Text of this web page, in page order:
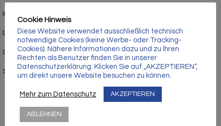
Impressum
Datenschutz
Satzung
Stadion- und Hausordnung
Cookie Hinweis
Diese Website verwendet ausschließlich technisch
notwendige Cookies (keine Werbe- oder Tracking-
Cookies). Nähere Informationen dazu und zu Ihren
Rechten als Benutzer finden Sie in unserer
Datenschutzerklärung. Klicken Sie auf „AKZEPTIEREN“,
um direkt unsere Website besuchen zu können.
Mehr zum Datenschutz AKZEPTIEREN
ABLEHNEN